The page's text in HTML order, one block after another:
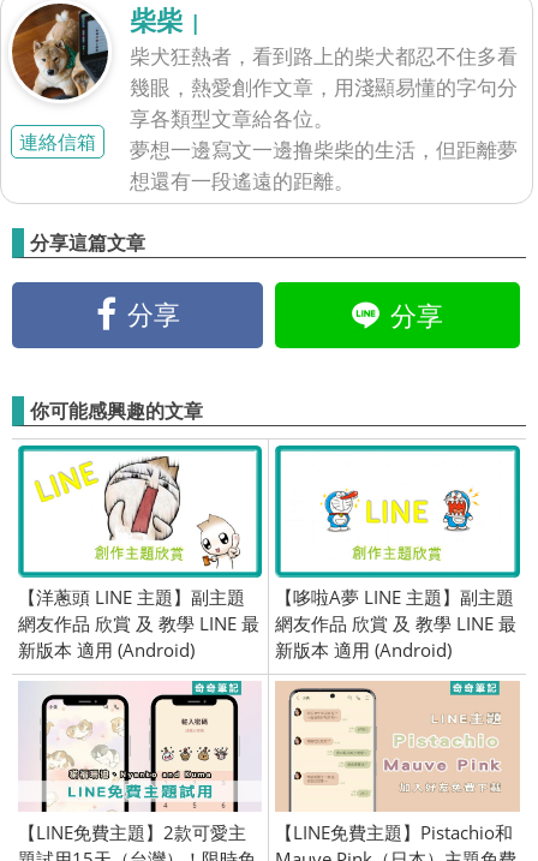
連絡信箱
柴柴 |
柴犬狂熱者，看到路上的柴犬都忍不住多看
幾眼，熱愛創作文章，用淺顯易懂的字句分
享各類型文章給各位。
夢想一邊寫文一邊撸柴柴的生活，但距離夢
想還有一段遙遠的距離。
分享這篇文章
分享 分享
你可能感興趣的文章
【洋蔥頭 LINE 主題】副主題
網友作品 欣賞 及 教學 LINE 最
新版本 適用 (Android)
【哆啦A夢 LINE 主題】副主題
網友作品 欣賞 及 教學 LINE 最
新版本 適用 (Android)
【LINE免費主題】2款可愛主
【LINE免費主題】Pistachio和